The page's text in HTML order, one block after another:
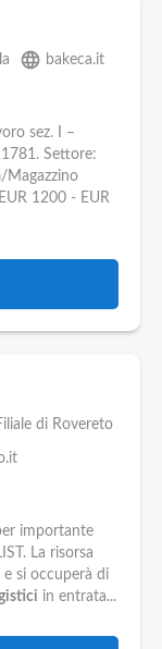
language bakeca.it
sez. I –
Settore:
/Magazzino
1200 - EUR
di Rovereto
importante
La risorsa
e si occuperà di
in entrata...